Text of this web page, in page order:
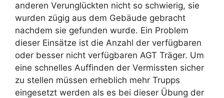
anderen Verunglückten nicht so schwierig, sie
wurden zügig aus dem Gebäude gebracht
nachdem sie gefunden wurde. Ein Problem
dieser Einsätze ist die Anzahl der verfügbaren
oder besser nicht verfügbaren AGT Träger. Um
eine schnelles Auffinden der Vermissten sicher
zu stellen müssen erheblich mehr Trupps
eingesetzt werden als es bei dieser Übung der